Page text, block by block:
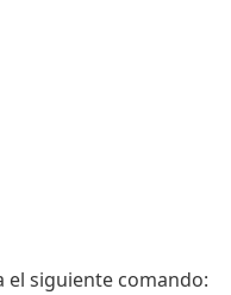
siguiente comando: